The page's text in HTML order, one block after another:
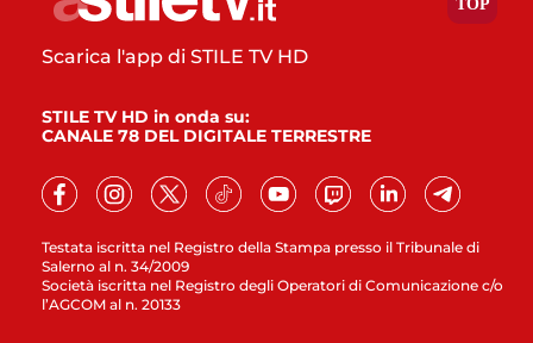
Testata iscritta nel Registro della Stampa presso il Tribunale di
Salerno al n. 34/2009
Società iscritta nel Registro degli Operatori di Comunicazione c/o
l’AGCOM al n. 20133
Scarica l'app di STILE TV HD
STILE TV HD in onda su:
CANALE 78 DEL DIGITALE TERRESTRE